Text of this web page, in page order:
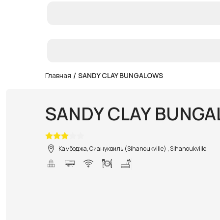
Главная / SANDY CLAY BUNGALOWS
SANDY CLAY
Камбоджа, Сиануквиль (Sihanoukville) , Sihanoukville.